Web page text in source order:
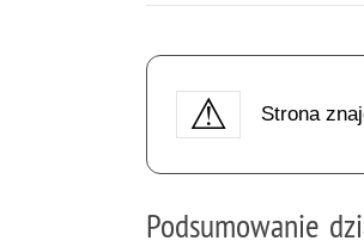
Strona
Podsumowanie